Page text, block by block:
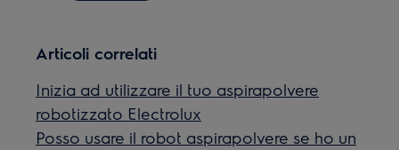
Articoli correlati
Inizia ad utilizzare il tuo aspirapolvere
robotizzato Electrolux
Posso usare il robot aspirapolvere se ho un